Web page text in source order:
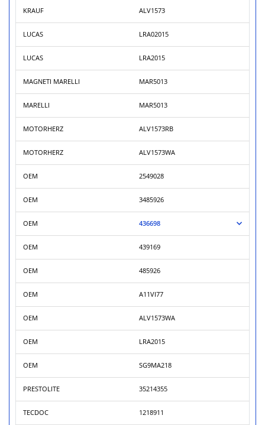
KRAUF ALV1573
LUCAS LRA02015
LUCAS LRA2015
MAGNETI MARELLI MAR5013
MARELLI MAR5013
MOTORHERZ ALV1573RB
MOTORHERZ ALV1573WA
OEM 2549028
OEM 3485926
OEM 436698
OEM 439169
OEM 485926
OEM A11VI77
OEM ALV1573WA
OEM LRA2015
OEM SG9MA218
PRESTOLITE 35214355
TECDOC 1218911